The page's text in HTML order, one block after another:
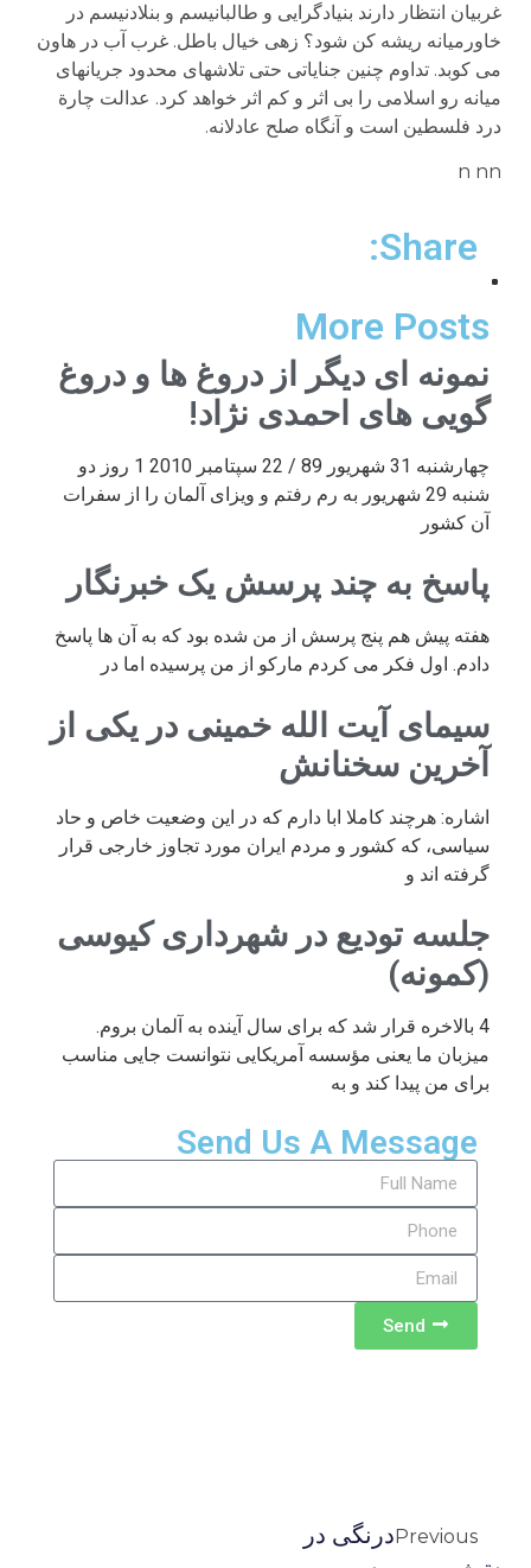
غربیان انتظار دارند بنیادگرایی و طالبانیسم و بنلادنیسم در
خاورمیانه ریشه کن شود؟ زهی خیال باطل. غرب آب در هاون
می کوبد. تداوم چنین جنایاتی حتی تلاشهای محدود جریانهای
میانه رو اسلامی را بی اثر و کم اثر خواهد کرد. عدالت چارة
درد فلسطین است و آنگاه صلح عادلانه.
n nn
Share:
More Posts
نمونه ای دیگر از دروغ ها و دروغ
گویی های احمدی نژاد!
چهارشنبه 31 شهریور 89 / 22 سپتامبر 2010 1 روز دو
شنبه 29 شهریور به رم رفتم و ویزای آلمان را از سفرات
آن کشور
پاسخ به چند پرسش یک خبرنگار
هفته پیش هم پنج پرسش از من شده بود که به آن ها پاسخ
دادم. اول فکر می کردم مارکو از من پرسیده اما در
سیمای آیت الله خمینی در یکی از
آخرین سخنانش
اشاره: هرچند کاملا ابا دارم که در این وضعیت خاص و حاد
سیاسی، که کشور و مردم ایران مورد تجاوز خارجی قرار
گرفته اند و
جلسه تودیع در شهرداری کیوسی
(کمونه)
4 بالاخره قرار شد که برای سال آینده به آلمان بروم.
میزبان ما یعنی مؤسسه آمریکایی نتوانست جایی مناسب
برای من پیدا کند و به
Send Us A Message
Send
Previous درنگی در